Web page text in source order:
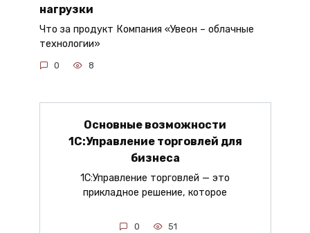
нагрузки
Что за продукт Компания «Увеон – облачные
технологии»
0 8
Основные возможности
1С:Управление торговлей для
бизнеса
1С:Управление торговлей — это
прикладное решение, которое
0 51